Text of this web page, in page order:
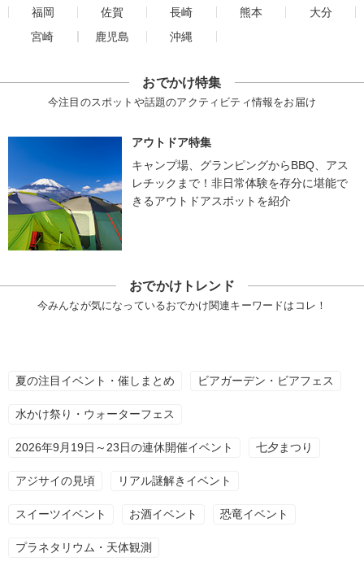
福岡
佐賀 長崎 熊本
大分
宮崎
鹿児島 沖縄
おでかけ特集
今注目のスポットや話題のアクティビティ情報をお届け
アウトドア特集
キャンプ場、グランピングからBBQ、アス
レチックまで！非日常体験を存分に堪能で
きるアウトドアスポットを紹介
おでかけトレンド
今みんなが気になっているおでかけ関連キーワードはコレ！
夏の注目イベント・催しまとめ ビアガーデン・ビアフェス
水かけ祭り・ウォーターフェス
2026年9月19日～23日の連休開催イベント 七夕まつり
アジサイの見頃 リアル謎解きイベント
スイーツイベント お酒イベント 恐竜イベント
プラネタリウム・天体観測